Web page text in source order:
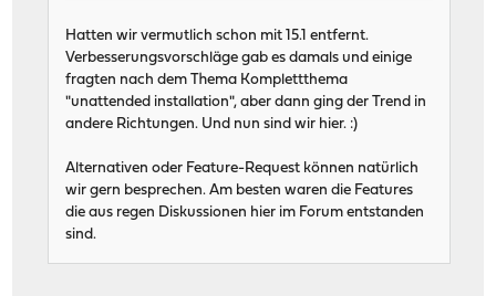
Hatten wir vermutlich schon mit 15.1 entfernt.
Verbesserungsvorschläge gab es damals und einige
fragten nach dem Thema Komplettthema
"unattended installation", aber dann ging der Trend in
andere Richtungen. Und nun sind wir hier. :)
Alternativen oder Feature-Request können natürlich
wir gern besprechen. Am besten waren die Features
die aus regen Diskussionen hier im Forum entstanden
sind.